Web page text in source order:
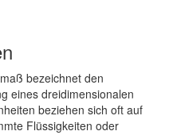
bezeichnet den
eines dreidimensionalen
beziehen sich oft auf
Flüssigkeiten oder